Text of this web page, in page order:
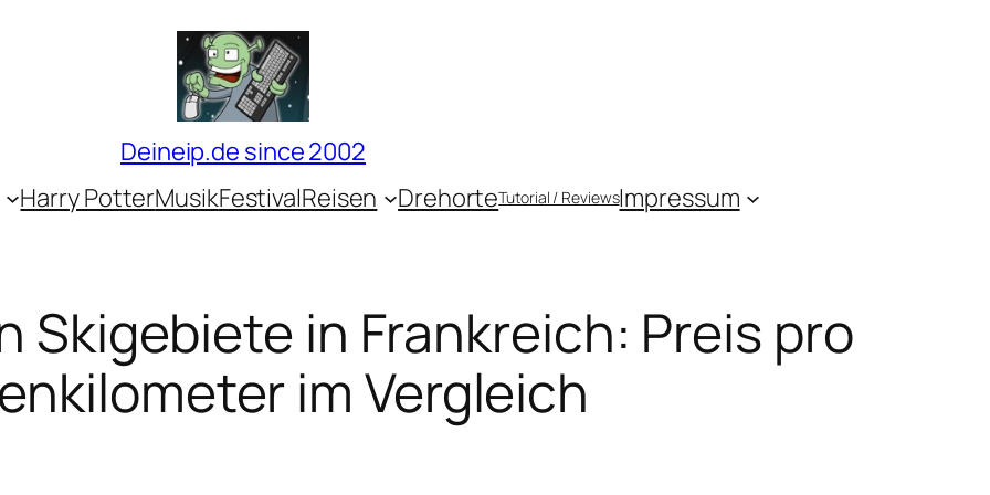
Deineip.de since 2002
Harry PotterMusikFestivalReisen DrehorteTutorial / ReviewsImpressum
Skigebiete in Frankreich: Preis pro
im Vergleich